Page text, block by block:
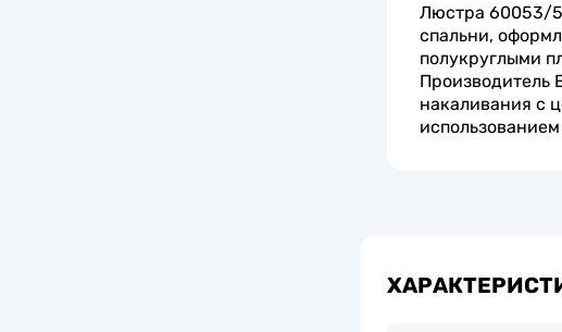
Люстра 60053/5
спальни,
полукруглыми
Производитель
накаливания с